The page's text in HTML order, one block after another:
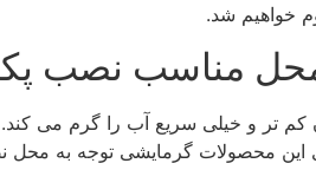
خواهیم شد.
محل مناسب نصب
تر و خیلی سریع آب را گرم می
این محصولات گرمایشی توجه به محل